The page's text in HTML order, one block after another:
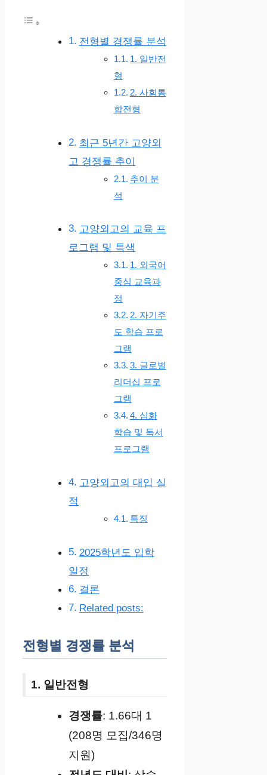
전형별 경쟁률 분석
1. 일반전
형
2. 사회통
합전형
최근 5년간 고양외
고 경쟁률 추이
추이 분
석
고양외고의 교육 프
로그램 및 특색
1. 외국어
중심 교육과
정
2. 자기주
도 학습 프로
그램
3. 글로벌
리더십 프로
그램
4. 심화
학습 및 독서
프로그램
고양외고의 대입 실
적
특징
2025학년도 입학
일정
결론
Related posts:
전형별 경쟁률 분석
1. 일반전형
경쟁률: 1.66대 1
(208명 모집/346명
지원)